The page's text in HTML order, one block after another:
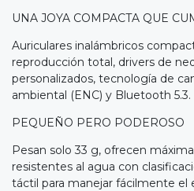
UNA JOYA COMPACTA QUE
Auriculares inalámbricos
reproducción total, drivers de
personalizados, tecnología de
ambiental (ENC) y Bluetooth 5.3.
PEQUEÑO PERO PODEROSO
Pesan solo 33 g, ofrecen
resistentes al agua con
táctil para manejar fácilmente